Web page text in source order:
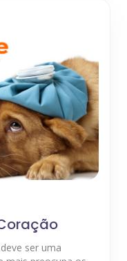
ser uma